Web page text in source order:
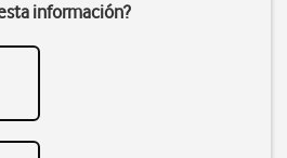
información?